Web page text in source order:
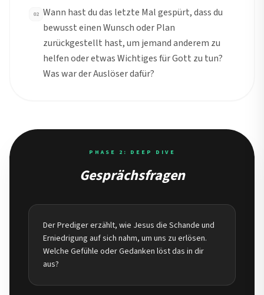
02 Wann hast du das letzte Mal gespürt, dass du
bewusst einen Wunsch oder Plan
zurückgestellt hast, um jemand anderem zu
helfen oder etwas Wichtiges für Gott zu tun?
Was war der Auslöser dafür?
PHASE 2: DEEP DIVE
Gesprächsfragen
Der Prediger erzählt, wie Jesus die Schande und
Erniedrigung auf sich nahm, um uns zu erlösen.
Welche Gefühle oder Gedanken löst das in dir
aus?